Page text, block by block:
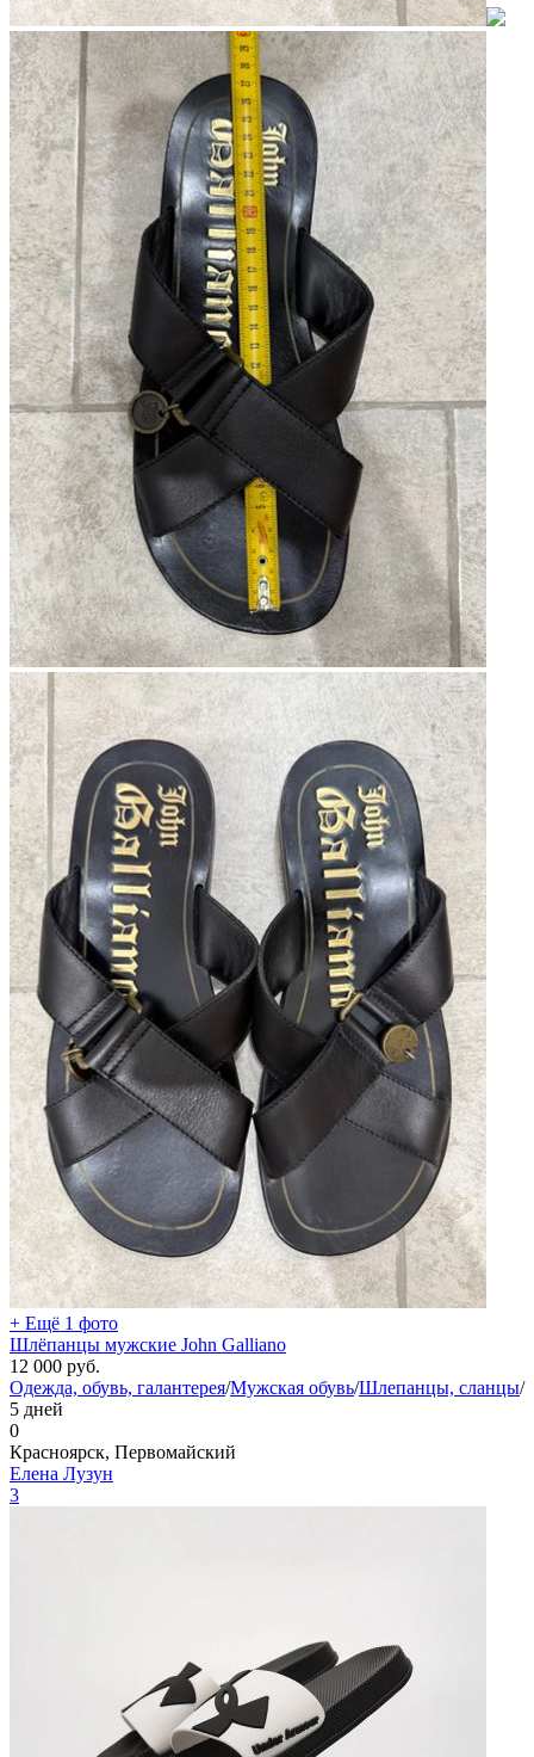
+ Ещё 1 фото
Шлёпанцы мужские John Galliano
12 000 руб.
Одежда, обувь, галантерея/Мужская обувь/Шлепанцы, сланцы/
5 дней
0
Красноярск, Первомайский
Елена Лузун
3